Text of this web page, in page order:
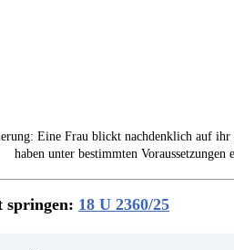
Eine Frau blickt nachdenklich auf
haben unter bestimmten
springen: 18 U 2360/25